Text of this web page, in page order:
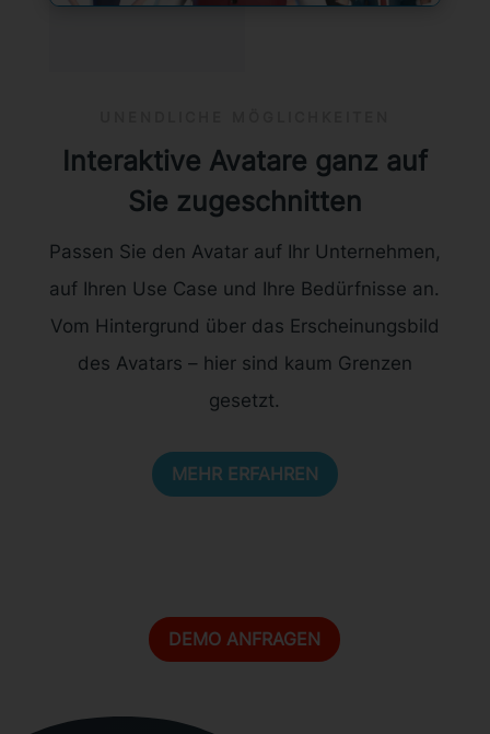
Interaktive Avatare ganz auf
Sie zugeschnitten
Passen Sie den Avatar auf Ihr Unternehmen,
auf Ihren Use Case und Ihre Bedürfnisse an.
Vom Hintergrund über das Erscheinungsbild
des Avatars – hier sind kaum Grenzen
gesetzt.
MEHR ERFAHREN
DEMO ANFRAGEN